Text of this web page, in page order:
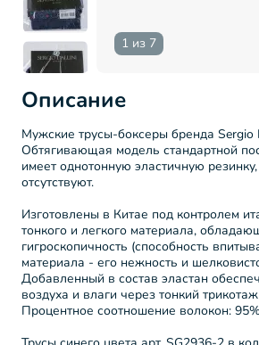
1 из 7
Описание
Мужские трусы-боксеры бренда Sergio
Обтягивающая модель стандартной
имеет однотонную эластичную
отсутствуют.
Изготовлены в Китае под контролем
тонкого и легкого материала,
гигроскопичность (способность
материала - его нежность и
Добавленный в состав эластан
воздуха и влаги через тонкий
Процентное соотношение волокон: